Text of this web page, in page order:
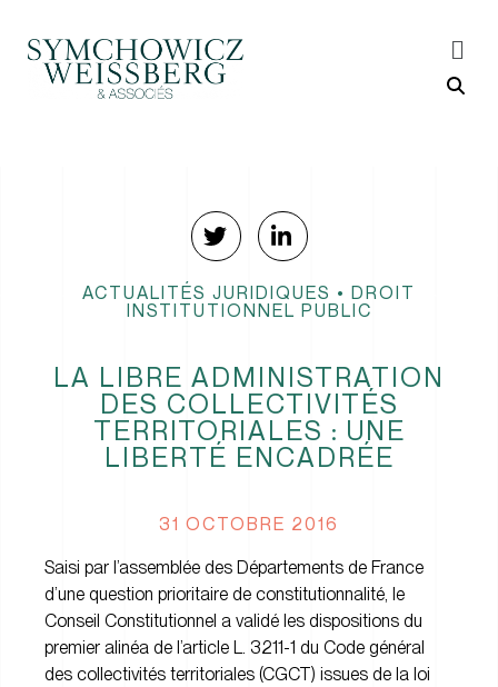
ACTUALITÉS JURIDIQUES • DROIT
INSTITUTIONNEL PUBLIC
LA LIBRE ADMINISTRATION
DES COLLECTIVITÉS
TERRITORIALES : UNE
LIBERTÉ ENCADRÉE
31 OCTOBRE 2016
Saisi par l’assemblée des Départements de France
d’une question prioritaire de constitutionnalité, le
Conseil Constitutionnel a validé les dispositions du
premier alinéa de l’article L. 3211-1 du Code général
des collectivités territoriales (CGCT) issues de la loi